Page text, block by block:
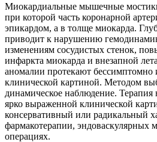
Миокардиальные мышечные
при которой часть коронарной
эпикардом, а в толще миокарда.
приводит к нарушению
изменениям сосудистых стенок,
инфаркта миокарда и внезапной
аномалии протекают бессимптомно
клинической картиной. Методом
динамическое наблюдение. Терапия
ярко выраженной клинической
консервативный или радикальный
фармакотерапии, эндоваскулярных
операциях.